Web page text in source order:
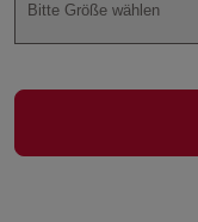
Bitte Größe wählen